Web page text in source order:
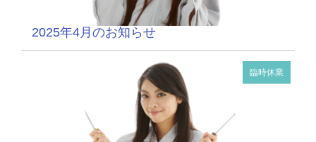
2025年4月のお知らせ
臨時休業